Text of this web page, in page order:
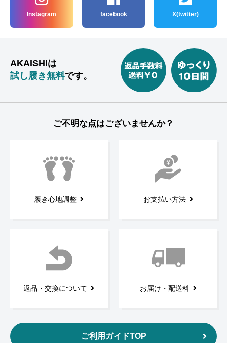
Instagram facebook X(twitter)
AKAISHIは
試し履き無料です。
ご不明な点はございませんか？
履き心地調整 お支払い方法
返品・交換について お届け・配送料
ご利用ガイドTOP